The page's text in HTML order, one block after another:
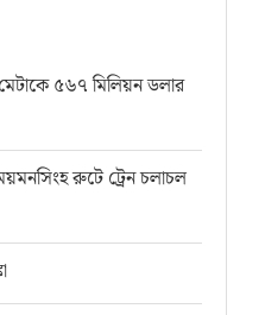
৫৬৭ মিলিয়ন ডলার
রুটে ট্রেন চলাচল